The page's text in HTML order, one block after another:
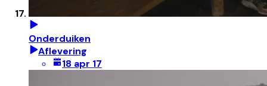
Onderduiken
Aflevering
18 apr 17